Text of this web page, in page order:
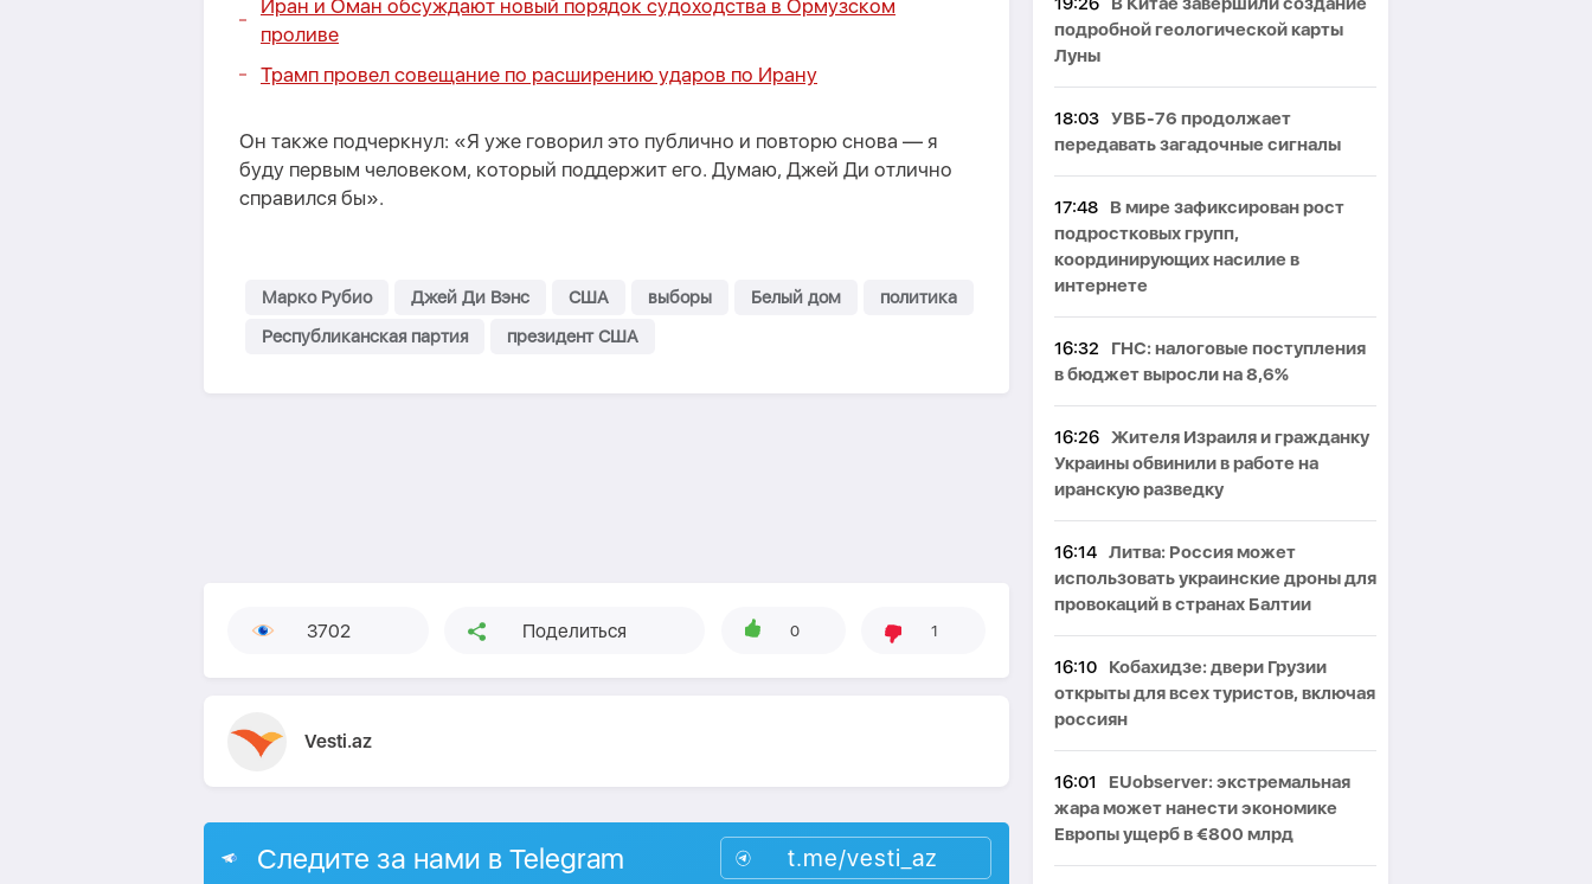
Иран и Оман обсуждают новый порядок судоходства в Ормузском
проливе
Трамп провел совещание по расширению ударов по Ирану
Он также подчеркнул: «Я уже говорил это публично и повторю снова — я
буду первым человеком, который поддержит его. Думаю, Джей Ди отлично
справился бы».
Марко Рубио Джей Ди Вэнс США выборы Белый дом
политика
Республиканская партия
президент США
3702 Поделиться 0 1
Vesti.az
Следите за нами в Telegram t.me/vesti_az
подробной геологической карты
Луны
18:03 УВБ-76 продолжает
передавать загадочные сигналы
17:48
В мире зафиксирован рост
подростковых групп,
координирующих насилие в
интернете
16:32
ГНС: налоговые поступления
в бюджет выросли на 8,6%
16:26 Жителя Израиля и гражданку
Украины обвинили в работе на
иранскую разведку
16:14 Литва: Россия может
использовать украинские дроны для
провокаций в странах Балтии
16:10
Кобахидзе: двери Грузии
открыты для всех туристов, включая
россиян
16:01
EUobserver: экстремальная
жара может нанести экономике
Европы ущерб в €800 млрд